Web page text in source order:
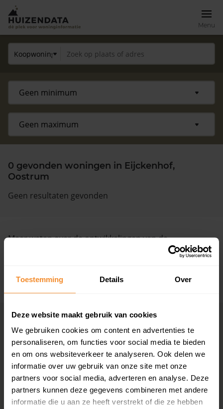
Toestemming Details Over
Deze website maakt gebruik van cookies
We gebruiken cookies om content en advertenties te
personaliseren, om functies voor social media te bieden
en om ons websiteverkeer te analyseren. Ook delen we
informatie over uw gebruik van onze site met onze
partners voor social media, adverteren en analyse. Deze
partners kunnen deze gegevens combineren met andere
informatie die u aan ze heeft verstrekt of die ze hebben
Menu
Zoek een woning
Vragen? Neem contact met ons op
Maandag t/m vrijdag - 08:00 -18:00
0 gevonden woningen in Eijckenhof,
Oostrum
Geen resultaten gevonden
Meer weten over de ontwikkelingen van de
huizenprijzen, woningwaarde en andere cijfers in deze
Eijckenhof.
+ Lees de volledige omschrijving
per provincie
Drenthe
Flevoland
Friesland
Gelderland
Groningen
woningmarkten
Amsterdam
Den Haag
Rotterdam
Utrecht
Groningen